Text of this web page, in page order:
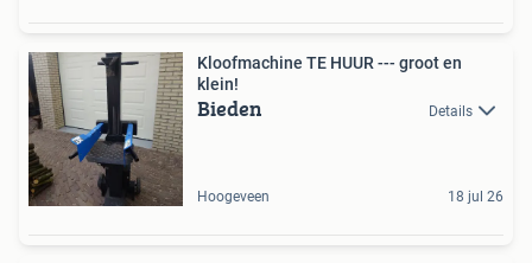
Kloofmachine TE HUUR --- groot en
klein!
Bieden Details
Hoogeveen 18 jul 26